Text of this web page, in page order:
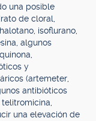
una posible
de cloral,
isoflurano,
algunos
y
(artemeter,
antibióticos
una elevación de